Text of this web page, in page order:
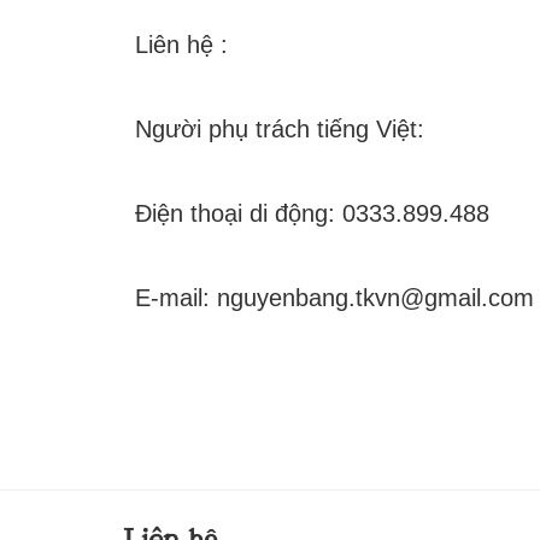
Liên hệ :
Người phụ trách
Điện thoại di động:
E-mail: